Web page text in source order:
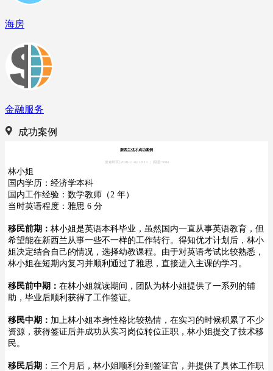
海房
金融服务
成功案例
新西兰优才成功案例
发布时间:2020-11-02 18:13 阅读:5084
林小姐
国内学历：经济学本科
国内工作经验：数学教师（2 年）
当时英语程度：雅思 6 分
移民前期： 林小姐是英语本科毕业，虽然国内一直从事英语教育，但
希望能在新西兰从事一些不一样的工作转行。得知优才计划后，林小
姐决定结合自己的情况，选择幼教课程。由于对英语考试比较熟悉，
林小姐在短期内复习并顺利通过了雅思，直接进入主课的学习。
移民前中期： 在林小姐就读期间，团队为林小姐提供了一系列的辅
助，毕业后顺利获得了工作签证。
移民中期： 加上林小姐本身性格比较热情，在实习的时候积累了不少
资源，获得签证后并成功从实习岗位转位正职，林小姐提交了技术移
民。
移民后期 ：三个月后，林小姐顺利分到签证官，并提供了具体工作职